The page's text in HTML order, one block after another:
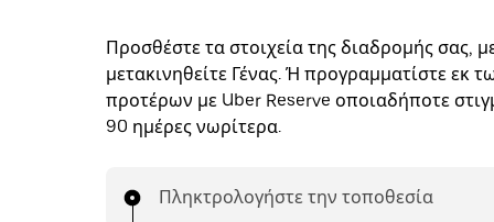
Προσθέστε τα στοιχεία της διαδρομής σας,
μετακινηθείτε Γένας. Ή προγραμματίστε εκ
προτέρων με Uber Reserve οποιαδήποτε
90 ημέρες νωρίτερα.
Πληκτρολογήστε την τοποθεσία